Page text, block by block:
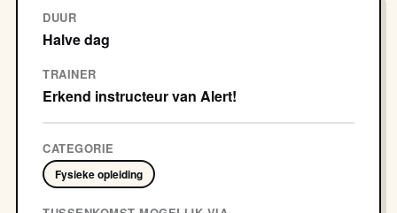
DUUR
Halve dag
TRAINER
Erkend instructeur van Alert!
CATEGORIE
Fysieke opleiding